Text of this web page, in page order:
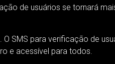
de usuários se tornará
SMS para verificação de
e acessível para todos.